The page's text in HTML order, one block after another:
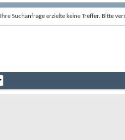
Ihre Suchanfrage erzielte keine Treffer. Bitte